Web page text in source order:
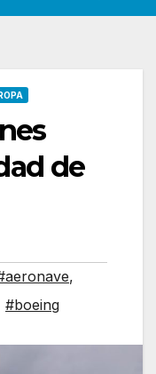
de
,
#boeing